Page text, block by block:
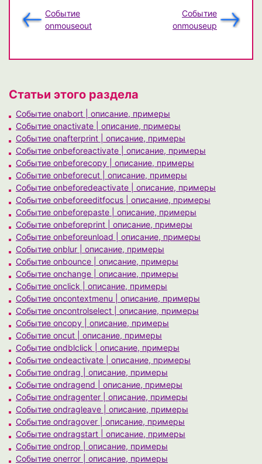
Событие
onmouseup
Событие
onmouseout
Статьи этого раздела
Событие onabort | описание, примеры
Событие onactivate | описание, примеры
Событие onafterprint | описание, примеры
Событие onbeforeactivate | описание, примеры
Событие onbeforecopy | описание, примеры
Событие onbeforecut | описание, примеры
Событие onbeforedeactivate | описание, примеры
Событие onbeforeeditfocus | описание, примеры
Событие onbeforepaste | описание, примеры
Событие onbeforeprint | описание, примеры
Событие onbeforeunload | описание, примеры
Событие onblur | описание, примеры
Событие onbounce | описание, примеры
Событие onchange | описание, примеры
Событие onclick | описание, примеры
Событие oncontextmenu | описание, примеры
Событие oncontrolselect | описание, примеры
Событие oncopy | описание, примеры
Событие oncut | описание, примеры
Событие ondblclick | описание, примеры
Событие ondeactivate | описание, примеры
Событие ondrag | описание, примеры
Событие ondragend | описание, примеры
Событие ondragenter | описание, примеры
Событие ondragleave | описание, примеры
Событие ondragover | описание, примеры
Событие ondragstart | описание, примеры
Событие ondrop | описание, примеры
Событие onerror | описание, примеры